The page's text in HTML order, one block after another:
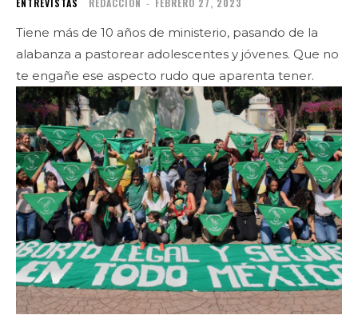
Tiene más de 10 años de ministerio, pasando de la
alabanza a pastorear adolescentes y jóvenes. Que no
te engañe ese aspecto rudo que aparenta tener.